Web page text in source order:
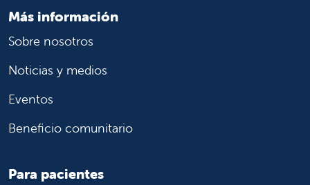
Más información
Sobre nosotros
Noticias y medios
Eventos
Beneficio comunitario
Para pacientes